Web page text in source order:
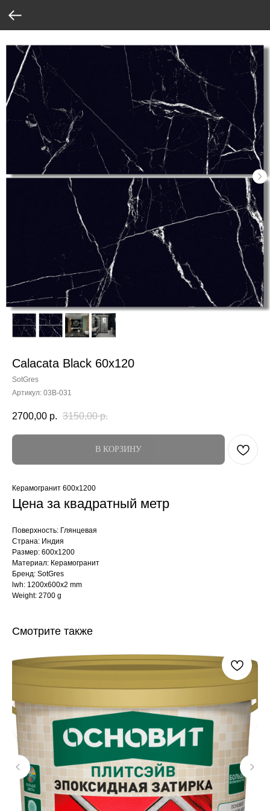
Calacata Black 60x120
SotGres
Артикул: 03B-031
2700,00 р. 3150,00 р.
В КОРЗИНУ
Керамогранит 600x1200
Цена за квадратный метр
Поверхность: Глянцевая
Страна: Индия
Размер: 600x1200
Материал: Керамогранит
Бренд: SotGres
lwh: 1200x600x2 mm
Weight: 2700 g
Смотрите также